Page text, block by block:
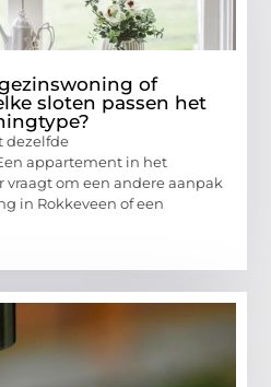
of
sloten passen het
dezelfde
appartement in het
vraagt om een andere aanpak
in Rokkeveen of een